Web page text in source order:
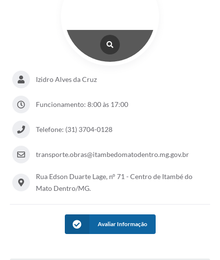
Izidro Alves da Cruz
Funcionamento: 8:00 às 17:00
Telefone: (31) 3704-0128
transporte.obras@itambedomatodentro.mg.gov.br
Rua Edson Duarte Lage, n° 71 - Centro de Itambé do
Mato Dentro/MG.
Avaliar Informação